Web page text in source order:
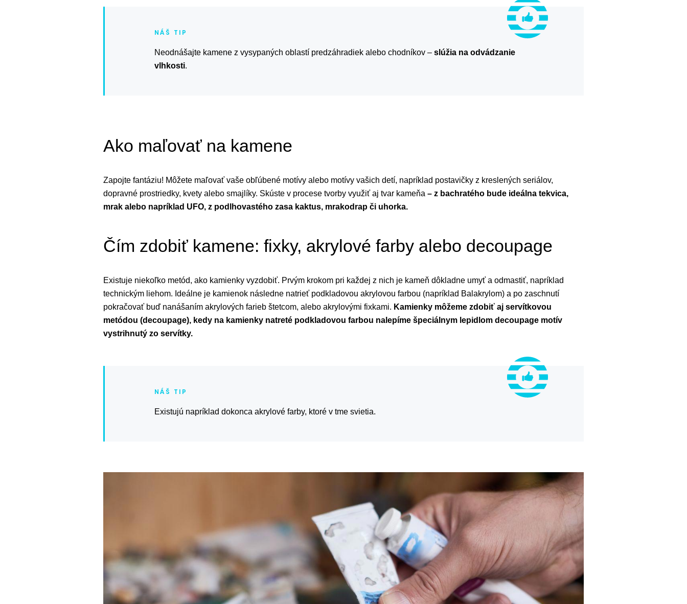
Neodnášajte kamene z vysypaných oblastí predzáhradiek alebo chodníkov – slúžia na odvádzanie
vlhkosti.
Ako maľovať na kamene
Zapojte fantáziu! Môžete maľovať vaše obľúbené motívy alebo motívy vašich detí, napríklad postavičky z kreslených seriálov,
dopravné prostriedky, kvety alebo smajlíky. Skúste v procese tvorby využiť aj tvar kameňa – z bachratého bude ideálna tekvica,
mrak alebo napríklad UFO, z podlhovastého zasa kaktus, mrakodrap či uhorka.
Čím zdobiť kamene: fixky, akrylové farby alebo decoupage
Existuje niekoľko metód, ako kamienky vyzdobiť. Prvým krokom pri každej z nich je kameň dôkladne umyť a odmastiť, napríklad
technickým liehom. Ideálne je kamienok následne natrieť podkladovou akrylovou farbou (napríklad Balakrylom) a po zaschnutí
pokračovať buď nanášaním akrylových farieb štetcom, alebo akrylovými fixkami. Kamienky môžeme zdobiť aj servítkovou
metódou (decoupage), kedy na kamienky natreté podkladovou farbou nalepíme špeciálnym lepidlom decoupage motív
vystrihnutý zo servítky.
Existujú napríklad dokonca akrylové farby, ktoré v tme svietia.